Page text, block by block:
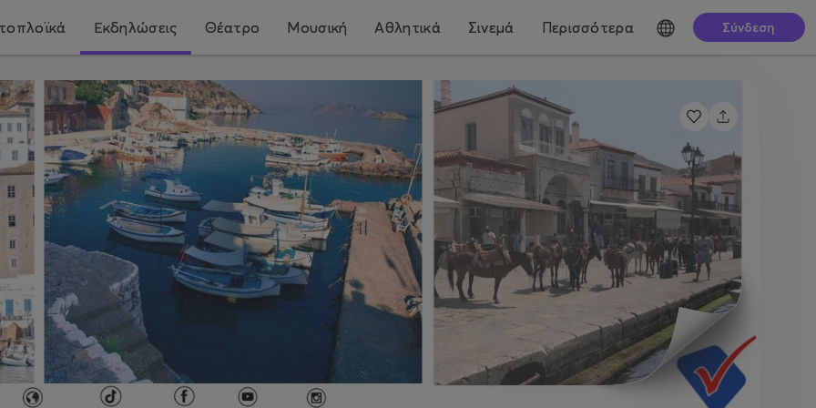
Εκδηλώσεις Θέατρο Μουσική Αθλητικά Σινεμά Περισσότερα Σύνδεση